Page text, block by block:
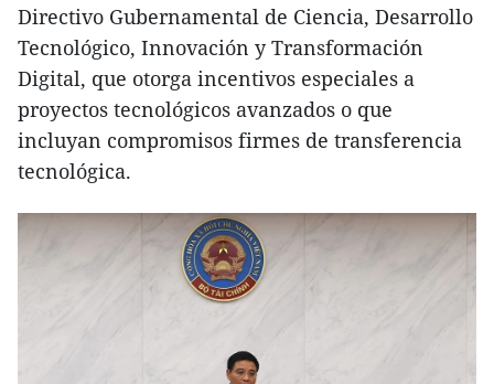
Directivo Gubernamental de Ciencia, Desarrollo
Tecnológico, Innovación y Transformación
Digital, que otorga incentivos especiales a
proyectos tecnológicos avanzados o que
incluyan compromisos firmes de transferencia
tecnológica.